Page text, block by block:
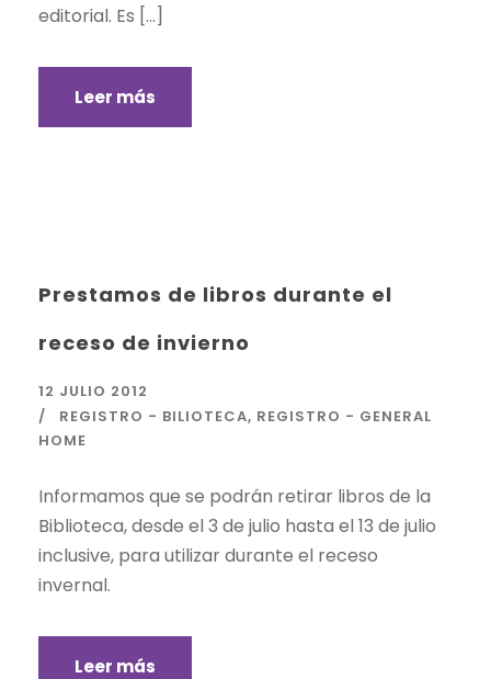
editorial. Es […]
Leer más
Prestamos de libros durante el
receso de invierno
12 JULIO 2012
REGISTRO - BILIOTECA, REGISTRO - GENERAL
HOME
Informamos que se podrán retirar libros de la
Biblioteca, desde el 3 de julio hasta el 13 de julio
inclusive, para utilizar durante el receso
invernal.
Leer más